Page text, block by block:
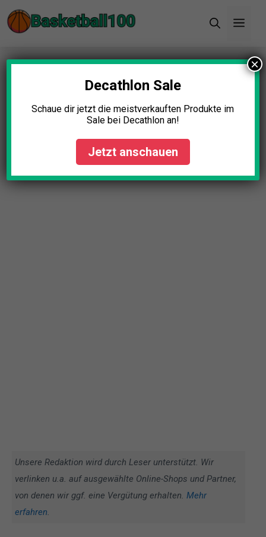
Zum
Inhalt
Startseite»Blog»Ballpumpe Dual-Action Test:
Die 11 besten (Bestenliste)
Ballpumpe Dual-Action Test:
Die 11 besten (Bestenliste)
Johanna Schmidt April 23, 2025
Unsere Redaktion wird durch Leser unterstützt. Wir
verlinken u.a. auf ausgewählte Online-Shops und Partner,
von denen wir ggf. eine Vergütung erhalten. Mehr
erfahren.
Decathlon Sale
Schaue dir jetzt die meistverkauften Produkte im
Sale bei Decathlon an!
Jetzt anschauen
×